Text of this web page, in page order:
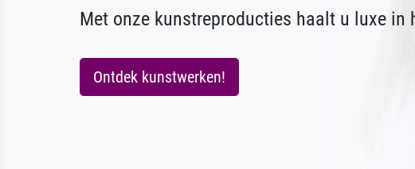
Met onze kunstreproducties haalt u luxe in
Ontdek kunstwerken!